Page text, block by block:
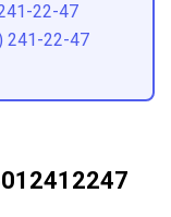
22-47
241-22-47